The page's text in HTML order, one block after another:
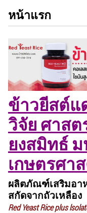
หน้าแรก
ข้าวยีสต์แ
วิจัย ศาสต
ยงสมิทธ์
เกษตรศา
ผลิตภัณฑ์เสริมอา
สกัดจากถัวเหลือง
Red Yeast Rice plus